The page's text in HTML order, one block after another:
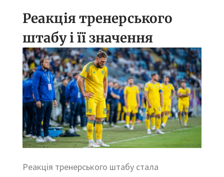
Реакція тренерського
штабу і її значення
Реакція тренерського штабу стала